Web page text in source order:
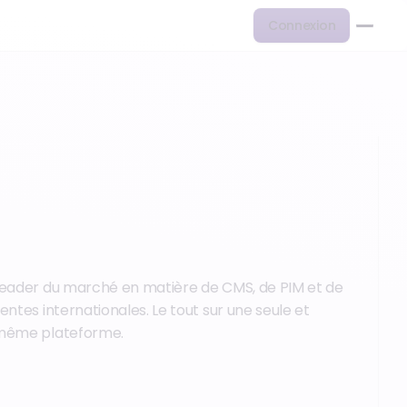
Connexion
du marché en matière de CMS, de PIM et de
internationales. Le tout sur une seule et
plateforme.